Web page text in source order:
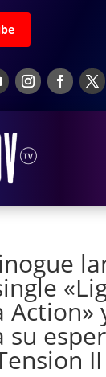
Action»
su
II